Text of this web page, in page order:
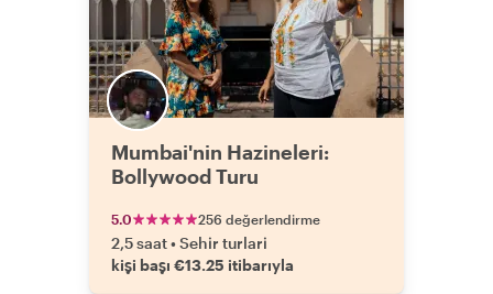
Mumbai'nin Hazineleri:
Bollywood Turu
5.0 256 değerlendirme
2,5 saat•Sehir turlari
kişi başı €13.25 itibarıyla